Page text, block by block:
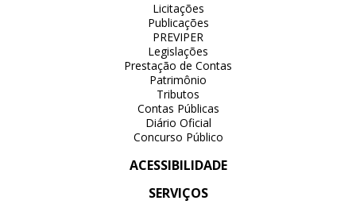
Licitações
Publicações
PREVIPER
Legislações
Prestação de Contas
Patrimônio
Tributos
Contas Públicas
Diário Oficial
Concurso Público
ACESSIBILIDADE
SERVIÇOS